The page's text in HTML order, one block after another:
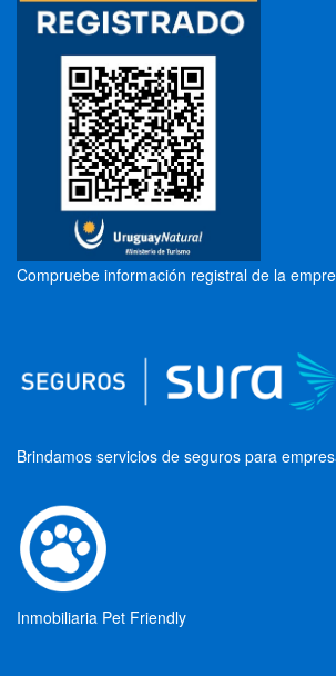
Compruebe información registral de la
Brindamos servicios de seguros para
Inmobiliaria Pet Friendly